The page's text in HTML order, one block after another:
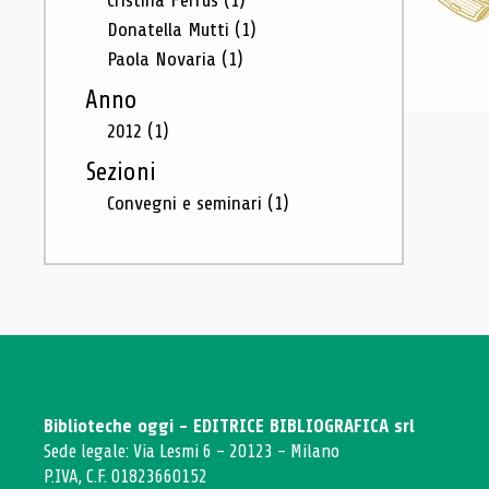
Donatella Mutti (1)
Paola Novaria (1)
Anno
2012 (1)
Sezioni
Convegni e seminari (1)
Biblioteche oggi - EDITRICE BIBLIOGRAFICA srl
Sede legale: Via Lesmi 6 - 20123 - Milano
P.IVA, C.F. 01823660152